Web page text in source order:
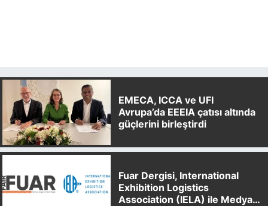
EMECA, ICCA ve UFI
Avrupa’da EEEIA çatısı altında
güçlerini birleştirdi
Fuar Dergisi, International
Exhibition Logistics
Association (IELA) ile Medya